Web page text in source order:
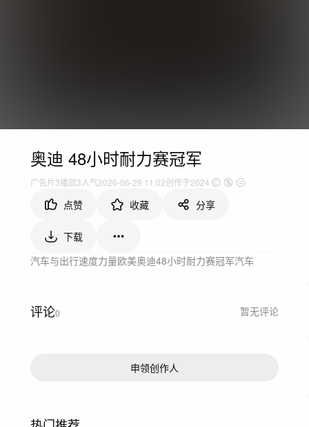
奥迪 48小时耐力赛冠军
广告片3播放3人气2026-06-29 11:02创作于2024
点赞 收藏 分享
下载
汽车与出行速度力量欧美奥迪48小时耐力赛冠军汽车
评论0 暂无评论
申领创作人